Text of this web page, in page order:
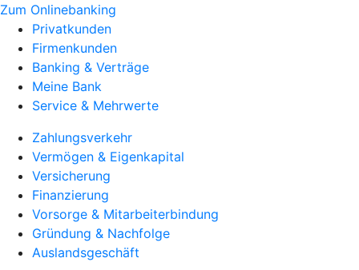
Zum Onlinebanking
Privatkunden
Firmenkunden
Banking & Verträge
Meine Bank
Service & Mehrwerte
Zahlungsverkehr
Vermögen & Eigenkapital
Versicherung
Finanzierung
Vorsorge & Mitarbeiterbindung
Gründung & Nachfolge
Auslandsgeschäft